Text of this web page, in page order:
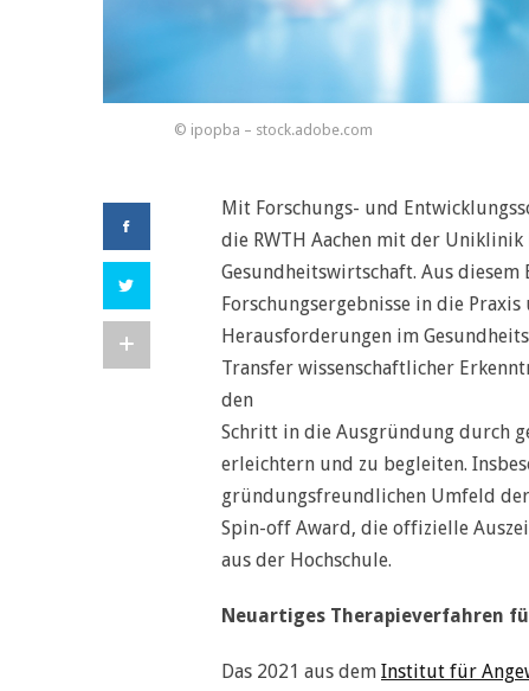
© ipopba – stock.adobe.com
Mit Forschungs- und
die RWTH Aachen mit der
Gesundheitswirtschaft. Aus
Forschungsergebnisse in die
Herausforderungen im
Transfer wissenschaftlicher
den
Schritt in die Ausgründung durch
erleichtern und zu begleiten.
gründungsfreundlichen Umfeld
Spin-off Award, die offizielle
aus der Hochschule.
Neuartiges Therapieverfahren
Das 2021 aus dem Institut für